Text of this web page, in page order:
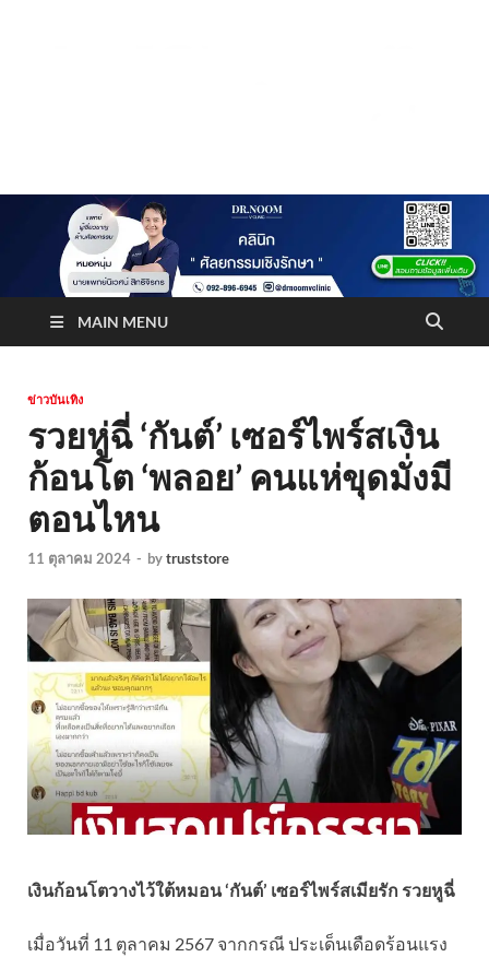
Truststoreonline
MAIN MENU
ข่าวบันเทิง
รวยหู่ฉี่ ‘กันต์’ เซอร์ไพร์สเงิน
ก้อนโต ‘พลอย’ คนแห่ขุดมั่งมี
ตอนไหน
11 ตุลาคม 2024 - bytruststore
เงินก้อนโตวางไว้ใต้หมอน ‘กันต์’ เซอร์ไพร์สเมียรัก รวยหูฉี่
เมื่อวันที่ 11 ตุลาคม 2567 จากกรณี ประเด็นเดือดร้อนแรง